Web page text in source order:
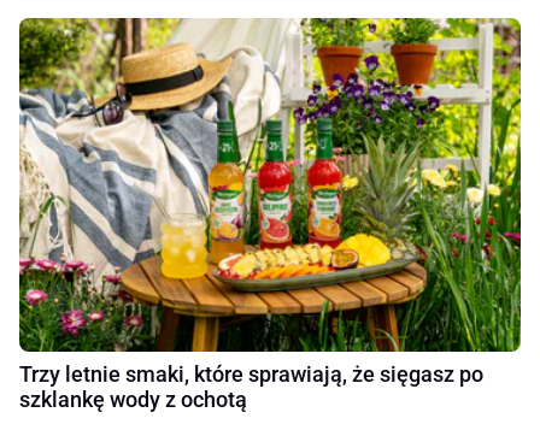
Trzy letnie smaki, które sprawiają, że sięgasz po
szklankę wody z ochotą